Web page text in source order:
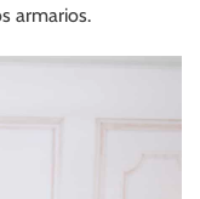
armarios.